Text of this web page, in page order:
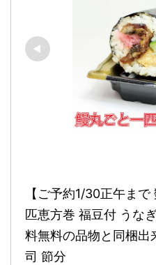
【ご予約1/30正午ま
匹恵方巻 福豆付 うな
料無料の品物と同梱出
司 節分